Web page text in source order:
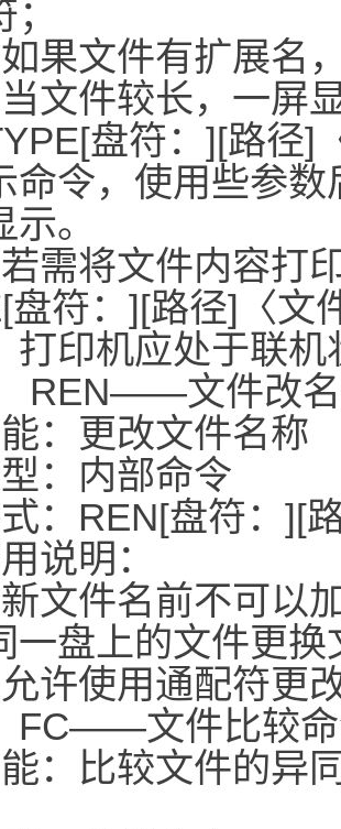
如果文件有扩展名
当文件较长，一屏
盘符：][路径]
命令，使用些参
。
若需将文件内容打
盘符：][路径]〈文
打印机应处于联机
REN――文件改
：更改文件名称
：内部命令
：REN[盘符：][
说明：
新文件名前不可以
一盘上的文件更换
允许使用通配符更
FC――文件比较
：比较文件的异